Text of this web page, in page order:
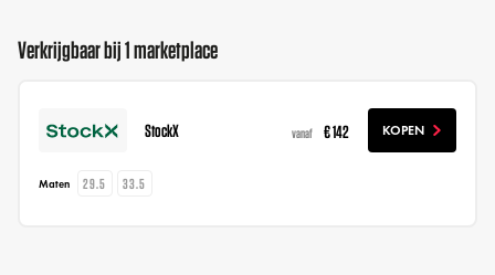
Verkrijgbaar bij 1 marketplace
StockX vanaf € 142 KOPEN
Maten 29.5 33.5